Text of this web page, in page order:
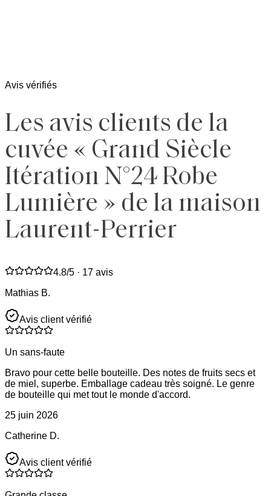
Avis vérifiés
Les avis clients de la
cuvée « Grand Siècle
Itération N°24 Robe
Lumière » de la maison
Laurent-Perrier
4.8/5 · 17 avis
Mathias B.
Avis client vérifié
Un sans-faute
Bravo pour cette belle bouteille. Des notes de fruits secs et
de miel, superbe. Emballage cadeau très soigné. Le genre
de bouteille qui met tout le monde d'accord.
25 juin 2026
Catherine D.
Avis client vérifié